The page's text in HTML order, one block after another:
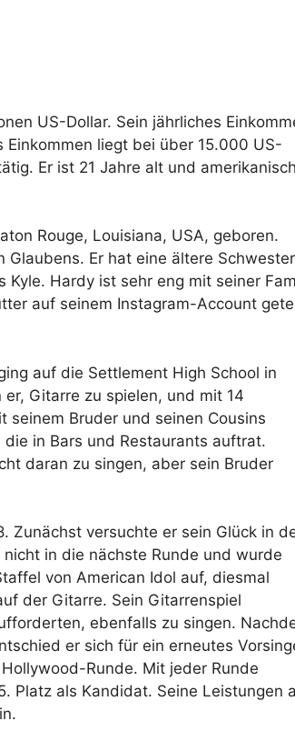
US-Dollar. Sein jährliches
liegt bei über 15.000 US-
Er ist 21 Jahre alt und
Rouge, Louisiana, USA, geboren.
Er hat eine ältere Schwester
Hardy ist sehr eng mit seiner
auf seinem Instagram-Account
auf die Settlement High School in
Gitarre zu spielen, und mit 14
seinem Bruder und seinen Cousins
in Bars und Restaurants auftrat.
daran zu singen, aber sein Bruder
Zunächst versuchte er sein Glück in
in die nächste Runde und wurde
von American Idol auf, diesmal
der Gitarre. Sein Gitarrenspiel
ebenfalls zu singen.
er sich für ein erneutes
Runde. Mit jeder Runde
Platz als Kandidat. Seine Leistungen